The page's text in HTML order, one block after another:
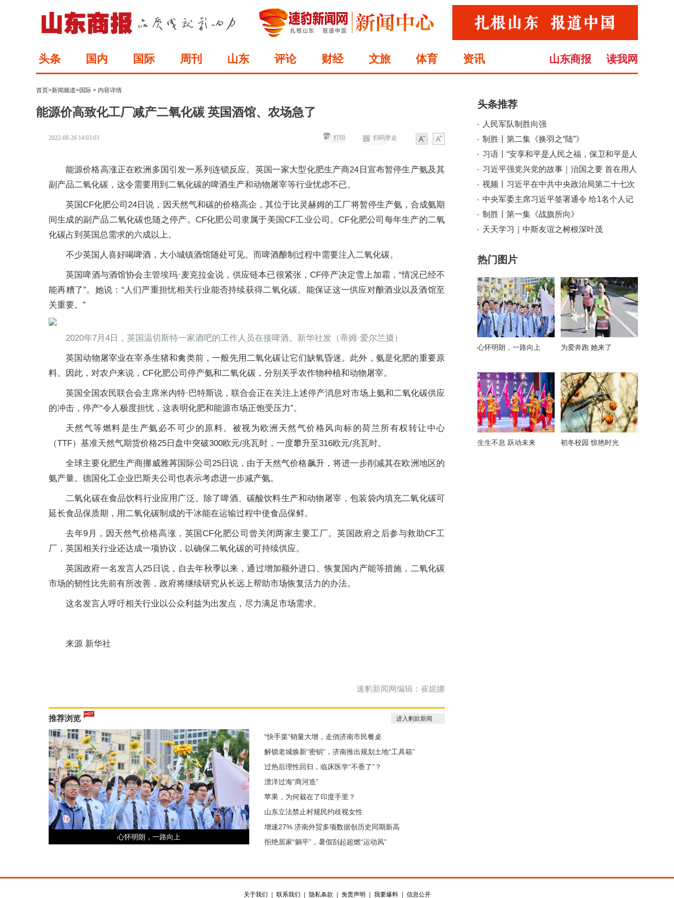
头条 国内 国际 周刊 山东 评论 财经 文旅 体育 资讯 读我网
山东商报
首页>新闻频道>国际 > 内容详情
能源价高致化工厂减产二氧化碳 英国酒馆、农场急了
2022-08-26 14:03:03
大
扫码带走
打印
能源价格高涨正在欧洲多国引发一系列连锁反应。英国一家大型化肥生产商24日宣布暂停生产氨及其
副产品二氧化碳，这令需要用到二氧化碳的啤酒生产和动物屠宰等行业忧虑不已。
英国CF化肥公司24日说，因天然气和碳的价格高企，其位于比灵赫姆的工厂将暂停生产氨，合成氨期
间生成的副产品二氧化碳也随之停产。CF化肥公司隶属于美国CF工业公司。CF化肥公司每年生产的二氧
化碳占到英国总需求的六成以上。
不少英国人喜好喝啤酒，大小城镇酒馆随处可见。而啤酒酿制过程中需要注入二氧化碳。
英国啤酒与酒馆协会主管埃玛·麦克拉金说，供应链本已很紧张，CF停产决定雪上加霜，“情况已经不
能再糟了”。她说：“人们严重担忧相关行业能否持续获得二氧化碳。能保证这一供应对酿酒业以及酒馆至
关重要。”
2020年7月4日，英国温切斯特一家酒吧的工作人员在接啤酒。新华社发（蒂姆·爱尔兰摄）
英国动物屠宰业在宰杀生猪和禽类前，一般先用二氧化碳让它们缺氧昏迷。此外，氨是化肥的重要原
料。因此，对农户来说，CF化肥公司停产氨和二氧化碳，分别关乎农作物种植和动物屠宰。
英国全国农民联合会主席米内特·巴特斯说，联合会正在关注上述停产消息对市场上氨和二氧化碳供应
的冲击，停产“令人极度担忧，这表明化肥和能源市场正饱受压力”。
天然气等燃料是生产氨必不可少的原料。被视为欧洲天然气价格风向标的荷兰所有权转让中心
（TTF）基准天然气期货价格25日盘中突破300欧元/兆瓦时，一度攀升至316欧元/兆瓦时。
全球主要化肥生产商挪威雅苒国际公司25日说，由于天然气价格飙升，将进一步削减其在欧洲地区的
氨产量。德国化工企业巴斯夫公司也表示考虑进一步减产氨。
二氧化碳在食品饮料行业应用广泛。除了啤酒、碳酸饮料生产和动物屠宰，包装袋内填充二氧化碳可
延长食品保质期，用二氧化碳制成的干冰能在运输过程中使食品保鲜。
去年9月，因天然气价格高涨，英国CF化肥公司曾关闭两家主要工厂。英国政府之后参与救助CF工
厂，英国相关行业还达成一项协议，以确保二氧化碳的可持续供应。
英国政府一名发言人25日说，自去年秋季以来，通过增加额外进口、恢复国内产能等措施，二氧化碳
市场的韧性比先前有所改善，政府将继续研究从长远上帮助市场恢复活力的办法。
这名发言人呼吁相关行业以公众利益为出发点，尽力满足市场需求。
来源 新华社
速豹新闻网编辑：崔妮娜
推荐浏览 进入豹款新闻
心怀明朗，一路向上
“快手菜”销量大增，走俏济南市民餐桌
解锁老城焕新“密钥”，济南推出规划土地“工具箱”
过热后理性回归，临床医学“不香了”？
漂洋过海“商河造”
苹果，为何栽在了印度手里？
山东立法禁止村规民约歧视女性
增速27% 济南外贸多项数据创历史同期新高
拒绝居家“躺平”，暑假刮起超燃“运动风”
头条推荐
人民军队制胜向强
制胜丨第二集《换羽之“陆”》
习语丨“安享和平是人民之福，保卫和平是人
民军队之责”
习近平强党兴党的故事｜治国之要 首在用人
视频丨习近平在中共中央政治局第二十七次
集体学习时强调 强化政治引领 深化创新发
展 高质量推进国防和军队现代化
中央军委主席习近平签署通令 给1名个人记
功
制胜丨第一集《战旗所向》
天天学习｜中斯友谊之树根深叶茂
热门图片
心怀明朗，一路向上 为爱奔跑 她来了
生生不息 跃动未来 初冬校园 惊艳时光
关于我们 联系我们 隐私条款 免责声明 我要爆料 信息公开